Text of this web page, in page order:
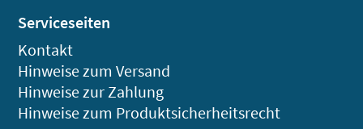
Serviceseiten
Kontakt
Hinweise zum Versand
Hinweise zur Zahlung
Hinweise zum Produktsicherheitsrecht